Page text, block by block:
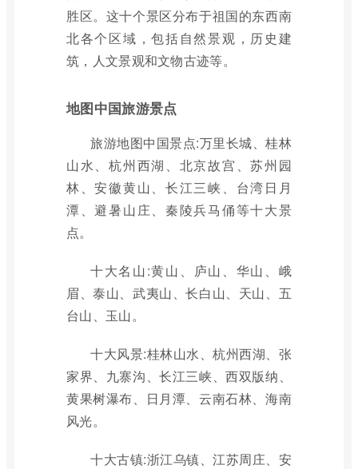
胜区。这十个景区分布于祖国的东西南
北各个区域，包括自然景观，历史建
筑，人文景观和文物古迹等。
地图中国旅游景点
旅游地图中国景点:万里长城、桂林
山水、杭州西湖、北京故宫、苏州园
林、安徽黄山、长江三峡、台湾日月
潭、避暑山庄、秦陵兵马俑等十大景
点。
十大名山:黄山、庐山、华山、峨
眉、泰山、武夷山、长白山、天山、五
台山、玉山。
十大风景:桂林山水、杭州西湖、张
家界、九寨沟、长江三峡、西双版纳、
黄果树瀑布、日月潭、云南石林、海南
风光。
十大古镇:浙江乌镇、江苏周庄、安